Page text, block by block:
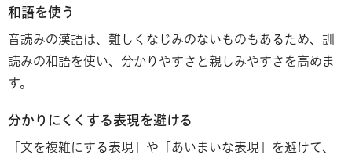
和語を使う
音読みの漢語は、難しくなじみのないものもあるため、訓
読みの和語を使い、分かりやすさと親しみやすさを高めま
す。
分かりにくくする表現を避ける
「文を複雑にする表現」や「あいまいな表現」を避けて、